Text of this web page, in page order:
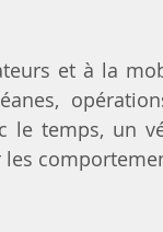
et à la
le temps, un